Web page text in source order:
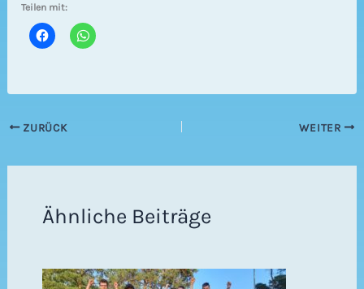
Teilen mit:
ZURÜCK WEITER
Ähnliche Beiträge